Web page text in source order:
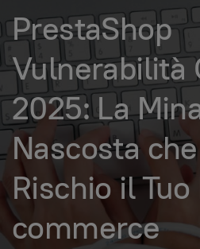
PrestaShop
Vulnerabilità
2025: La
Nascosta
Rischio il Tuo
commerce